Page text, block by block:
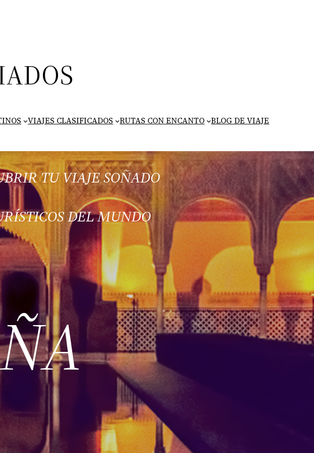
VIAJES CLASIFICADOS RUTAS CON ENCANTO
BLOG DE VIAJE
TU VIAJE SOÑADO
DEL MUNDO